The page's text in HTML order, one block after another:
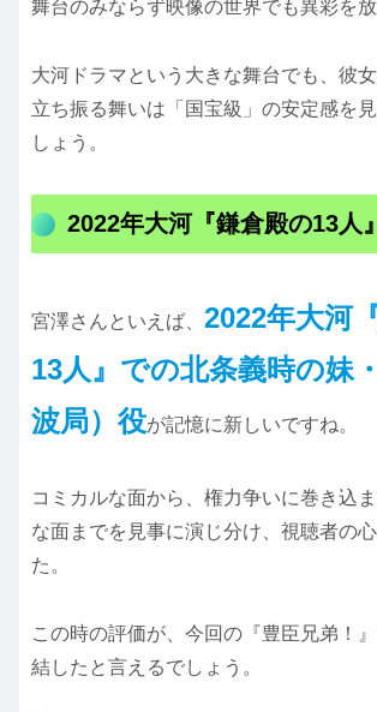
舞台のみならず映像の世界でも異彩を放
大河ドラマという大きな舞台でも、彼
立ち振る舞いは「国宝級」の安定感を
しょう。
2022年大河『鎌倉殿の13人
宮澤さんといえば、 2022年大河
13人』での北条義時の妹
波局）役が記憶に新しいですね。
コミカルな面から、権力争いに巻き込
な面までを見事に演じ分け、視聴者の
た。
この時の評価が、今回の『豊臣兄弟！
結したと言えるでしょう。